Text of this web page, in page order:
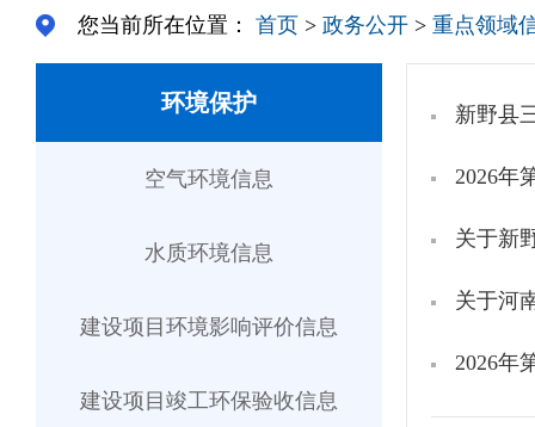
您当前所在位置： 首页 > 政务公开 > 重点领域
环境保护
空气环境信息
水质环境信息
建设项目环境影响评价信息
建设项目竣工环保验收信息
新野县
2026年
关于新
2026年